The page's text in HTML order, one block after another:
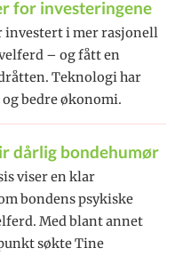
for investeringene
investert i mer rasjonell
– og fått en
Teknologi har
bedre økonomi.
dårlig bondehumør
viser en klar
bondens psykiske
Med blant annet
søkte Tine